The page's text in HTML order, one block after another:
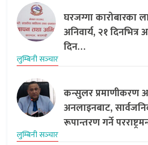
घरजग्गा कारोबारका
अनिवार्य, २१
दिन…
लुम्बिनी सञ्‍चार
कन्सुलर प्रमाणीकरण
अनलाइनबाट,
रूपान्तरण गर्ने
लुम्बिनी सञ्‍चार